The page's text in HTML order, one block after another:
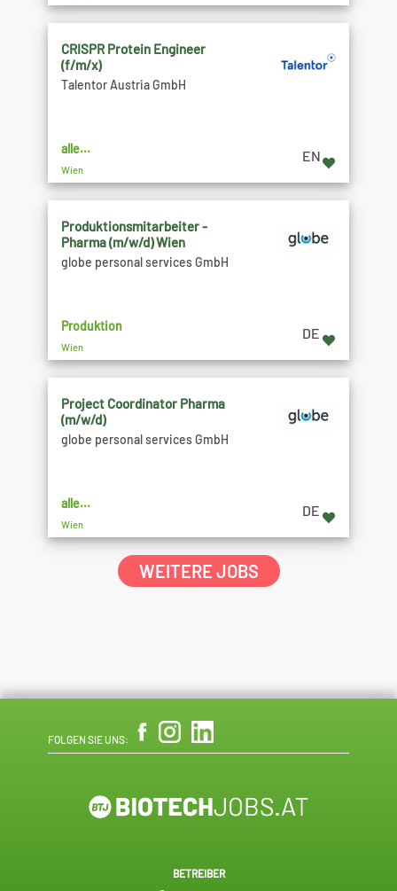
CRISPR Protein Engineer
(f/m/x)
Talentor Austria GmbH
alle...
Wien
EN
Produktionsmitarbeiter -
Pharma (m/w/d) Wien
globe personal services GmbH
Produktion
Wien
DE
Project Coordinator Pharma
(m/w/d)
globe personal services GmbH
alle...
Wien
DE
WEITERE JOBS
FOLGEN SIE UNS:
BETREIBER